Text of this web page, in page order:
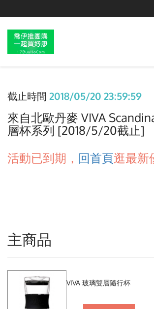
截止時間 2018/05/20 23:59:59
來自北歐丹麥 VIVA
層杯系列 [2018/5/20截止]
活動已到期， 回首頁逛最新
主商品
VIVA 玻璃雙層隨行杯